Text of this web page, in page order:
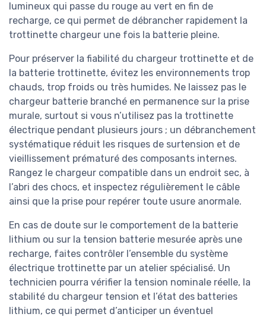
lumineux qui passe du rouge au vert en fin de
recharge, ce qui permet de débrancher rapidement la
trottinette chargeur une fois la batterie pleine.
Pour préserver la fiabilité du chargeur trottinette et de
la batterie trottinette, évitez les environnements trop
chauds, trop froids ou très humides. Ne laissez pas le
chargeur batterie branché en permanence sur la prise
murale, surtout si vous n’utilisez pas la trottinette
électrique pendant plusieurs jours ; un débranchement
systématique réduit les risques de surtension et de
vieillissement prématuré des composants internes.
Rangez le chargeur compatible dans un endroit sec, à
l’abri des chocs, et inspectez régulièrement le câble
ainsi que la prise pour repérer toute usure anormale.
En cas de doute sur le comportement de la batterie
lithium ou sur la tension batterie mesurée après une
recharge, faites contrôler l’ensemble du système
électrique trottinette par un atelier spécialisé. Un
technicien pourra vérifier la tension nominale réelle, la
stabilité du chargeur tension et l’état des batteries
lithium, ce qui permet d’anticiper un éventuel